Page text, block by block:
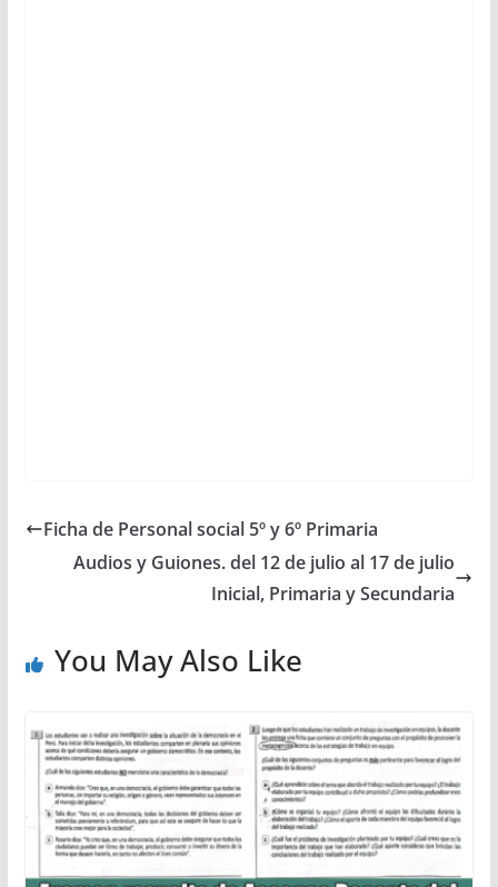
Ficha de Personal social 5º y 6º Primaria
Audios y Guiones. del 12 de julio al 17 de julio
Inicial, Primaria y Secundaria
You May Also Like